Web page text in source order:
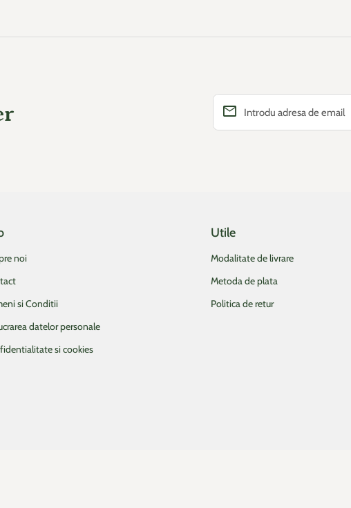
Introdu adresa de email
email
noi
si Conditii
datelor personale
si cookies
Utile
Modalitate de livrare
Metoda de plata
Politica de retur
deschide intr-o fereastra/un tab nou)